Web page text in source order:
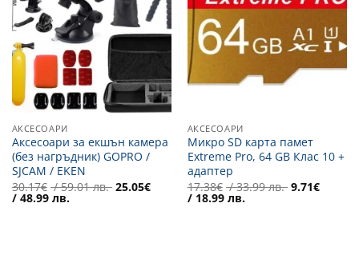
АКСЕСОАРИ
Аксесоари за екшън камера
(без нагръдник) GOPRO /
SJCAM / EKEN
30.17€ / 59.01 лв. Original
25.05€
/ 48.99 лв.Текущата
АКСЕСОАРИ
Микро SD карта памет
Extreme Pro, 64 GB Клас 10 +
адаптер
17.38€ / 33.99 лв. Original
9.71€
/ 18.99 лв.Текущата